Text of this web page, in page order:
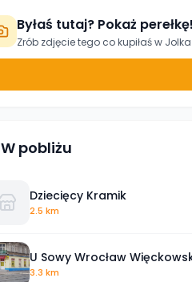
Byłaś tutaj? Pokaż perełkę!
Zrób zdjęcie tego co kupiłaś w Jolka
W pobliżu
Dziecięcy Kramik
2.5 km
U Sowy Wrocław
3.3 km